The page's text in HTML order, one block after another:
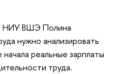
НИУ ВШЭ Полина
нужно анализировать
реальные зарплаты
труда.